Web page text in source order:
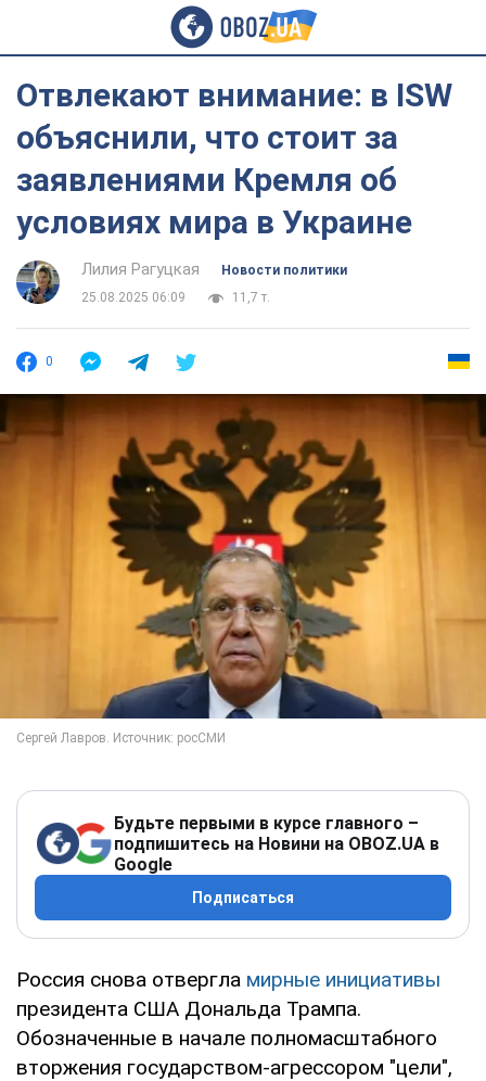
Отвлекают внимание: в ISW
объяснили, что стоит за
заявлениями Кремля об
условиях мира в Украине
Лилия Рагуцкая
Новости политики
25.08.2025 06:09
11,7 т.
0
Будьте первыми в курсе главного –
подпишитесь на Новини на OBOZ.UA в
Google
Подписаться
Россия снова отвергла мирные инициативы
президента США Дональда Трампа.
Обозначенные в начале полномасштабного
вторжения государством-агрессором "цели",